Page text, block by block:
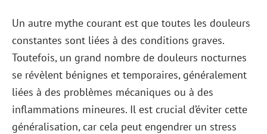
Un autre mythe courant est que toutes les douleurs
constantes sont liées à des conditions graves.
Toutefois, un grand nombre de douleurs nocturnes
se révèlent bénignes et temporaires, généralement
liées à des problèmes mécaniques ou à des
inflammations mineures. Il est crucial d’éviter cette
généralisation, car cela peut engendrer un stress